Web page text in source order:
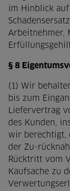
im Hinblick
Arbeitnehmer,
§ 8
(1) Wir
bis zum
Liefervertrag
des Kunden,
wir berechtigt,
der Zu-
Rücktritt vom
Kaufsache zu